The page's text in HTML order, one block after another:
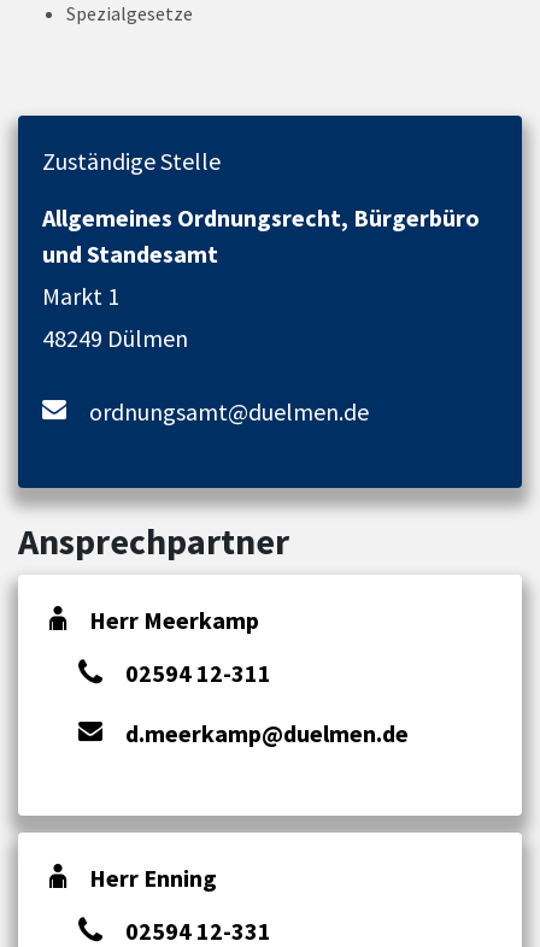
Spezialgesetze
Zuständige Stelle
Allgemeines Ordnungsrecht, Bürgerbüro
und Standesamt
Markt 1
48249 Dülmen
ordnungsamt@duelmen.de
Ansprechpartner
Herr Meerkamp
02594 12-311
d.meerkamp@duelmen.de
Herr Enning
02594 12-331